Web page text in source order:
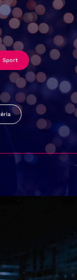
Sport